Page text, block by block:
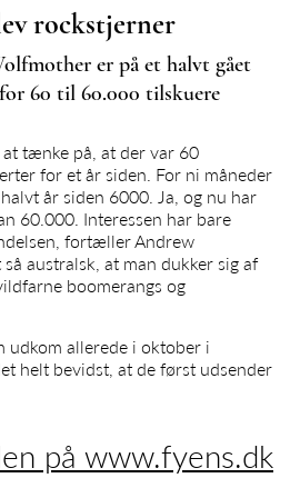
rockstjerner
er på et halvt gået
60 til 60.000 tilskuere
tænke på, at der var 60
for et år siden. For ni måneder
år siden 6000. Ja, og nu har
60.000. Interessen har bare
fortæller Andrew
australsk, at man dukker sig af
boomerangs og
udkom allerede i oktober i
helt bevidst, at de først udsender
på www.fyens.dk